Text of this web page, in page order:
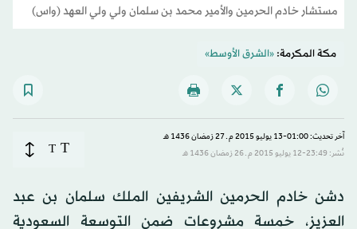
مستشار خادم الحرمين والأمير محمد بن سلمان ولي ولي العهد (واس)
مكة المكرمة:«الشرق الأوسط»
آخر تحديث: 01:00-13 يوليو 2015 م ـ 27 رَمضان 1436 هـ
نُشر: 23:49-12 يوليو 2015 م ـ 26 رَمضان 1436 هـ
T
T
دشن خادم الحرمين الشريفين الملك سلمان بن عبد
العزيز، خمسة مشروعات ضمن التوسعة السعودية